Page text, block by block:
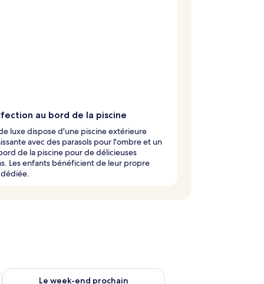
au bord de la piscine
luxe dispose d'une piscine extérieure
avec des parasols pour l'ombre et un
de la piscine pour de délicieuses
Les enfants bénéficient de leur propre
août 14 - août 16
Le week-end prochain
Vérifier la disponibilité pour le week-end prochain août 21 -